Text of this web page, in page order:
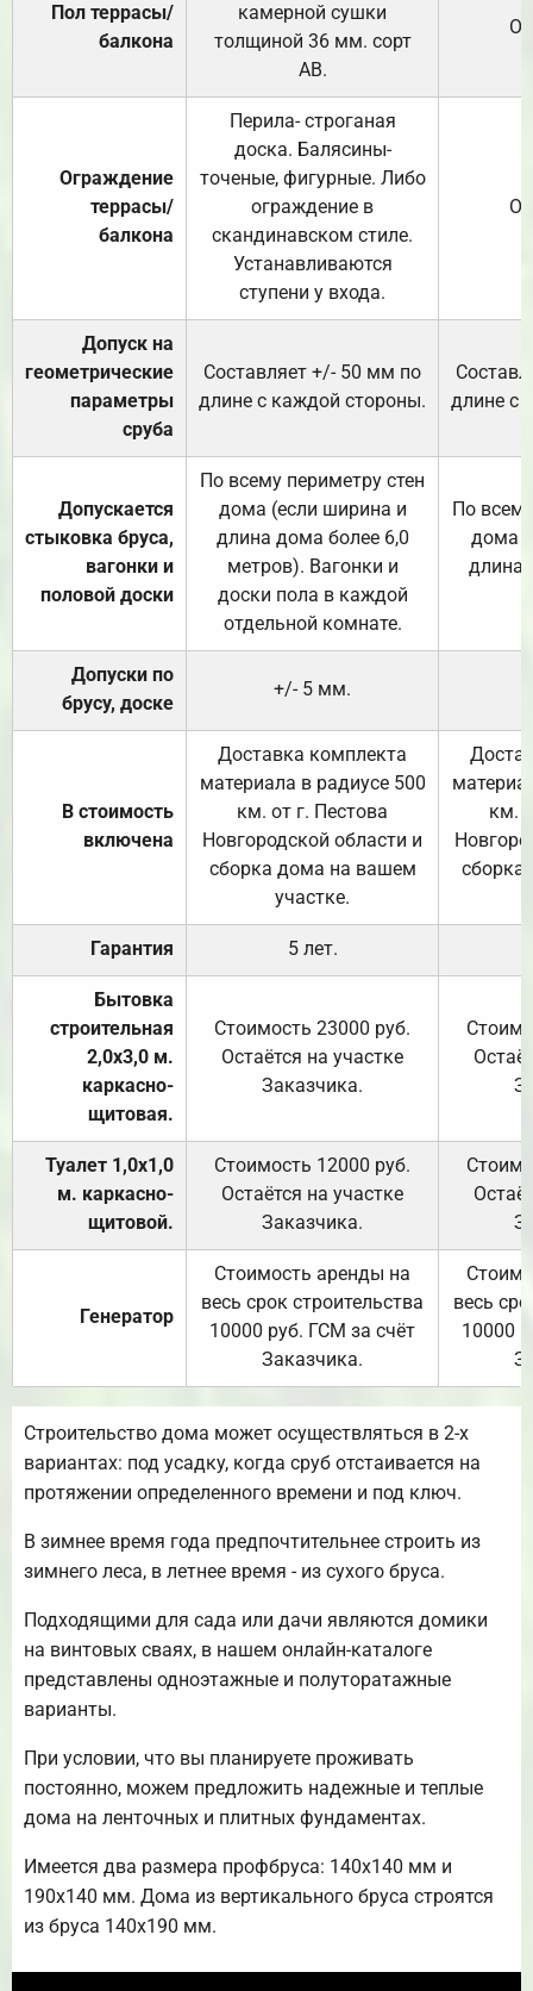
Пол террасы/
балкона
камерной сушки
толщиной 36 мм. сорт
АВ.
Ограждение
террасы/
балкона
Перила- строганая
доска. Балясины-
точеные, фигурные. Либо
ограждение в
скандинавском стиле.
Устанавливаются
ступени у входа.
Допуск на
геометрические
параметры
сруба
Составляет +/- 50 мм по
длине с каждой стороны.
длине с
Допускается
стыковка бруса,
вагонки и
половой доски
По всему периметру стен
дома (если ширина и
длина дома более 6,0
метров). Вагонки и
доски пола в каждой
отдельной комнате.
По
дома
длина
Допуски по
брусу, доске
+/- 5 мм.
В стоимость
включена
Доставка комплекта
материала в радиусе 500
км. от г. Пестова
Новгородской области и
сборка дома на вашем
участке.
км.
Гарантия 5 лет.
Бытовка
строительная
2,0х3,0 м.
каркасно-
щитовая.
Стоимость 23000 руб.
Остаётся на участке
Заказчика.
Туалет 1,0х1,0
м. каркасно-
щитовой.
Стоимость 12000 руб.
Остаётся на участке
Заказчика.
Генератор
Стоимость аренды на
весь срок строительства
10000 руб. ГСМ за счёт
Заказчика.
весь
10000
Строительство дома может осуществляться в 2-х
вариантах: под усадку, когда сруб отстаивается на
протяжении определенного времени и под ключ.
В зимнее время года предпочтительнее строить из
зимнего леса, в летнее время - из сухого бруса.
Подходящими для сада или дачи являются домики
на винтовых сваях, в нашем онлайн-каталоге
представлены одноэтажные и полуторатажные
варианты.
При условии, что вы планируете проживать
постоянно, можем предложить надежные и теплые
дома на ленточных и плитных фундаментах.
Имеется два размера профбруса: 140х140 мм и
190х140 мм. Дома из вертикального бруса строятся
из бруса 140х190 мм.